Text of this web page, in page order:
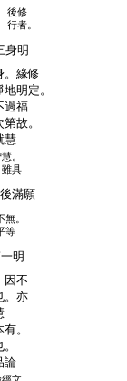
後修
行者。
身明
。緣修
明定。
過福
故。
慧
。
雖具
後滿願
無。
等
明
因不
。亦
。
論